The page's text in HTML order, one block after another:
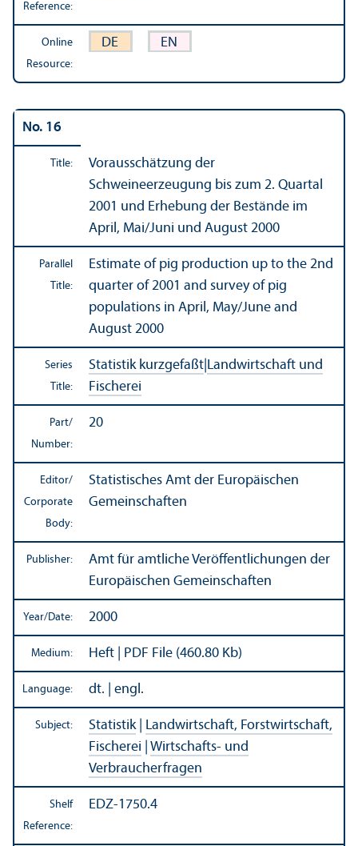
Reference:
Online
Resource:
DE EN
No. 16
Title:
Vorausschätzung der
Schweineerzeugung bis zum 2. Quartal
2001 und Erhebung der Bestände im
April, Mai/Juni und August 2000
Parallel
Title:
Estimate of pig production up to the 2nd
quarter of 2001 and survey of pig
populations in April, May/June and
August 2000
Series
Title:
Statistik kurzgefaßt Landwirtschaft und
Fischerei
Part/
Number:
20
Editor/
Corporate
Body:
Statistisches Amt der Europäischen
Gemeinschaften
Publisher:
Amt für amtliche Veröffentlichungen der
Europäischen Gemeinschaften
Year/Date: 2000
Medium: Heft | PDF File (460.80 Kb)
Language: dt. | engl.
Subject: Statistik| Landwirtschaft, Forstwirtschaft,
Fischerei
Wirtschafts- und
Verbraucherfragen
Shelf
Reference:
EDZ-1750.4